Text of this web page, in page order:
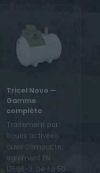
Tricel Novo —
Gamme
complète
Traitement par
boues activées,
cuve compacte,
agrément EN
12566-3. De 1 à 50